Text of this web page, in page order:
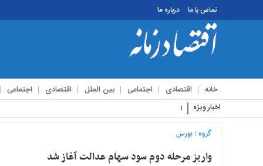
تماس با ما درباره ما
خانه اقتصادی اجتماعی بین الملل اقتصادی اجتماعی
تماس
ما
درباره
اخبار ویژه استقبال زائرین اربعین
گروه :بورس
واریز مرحله دوم سود سهام عدالت آغاز شد